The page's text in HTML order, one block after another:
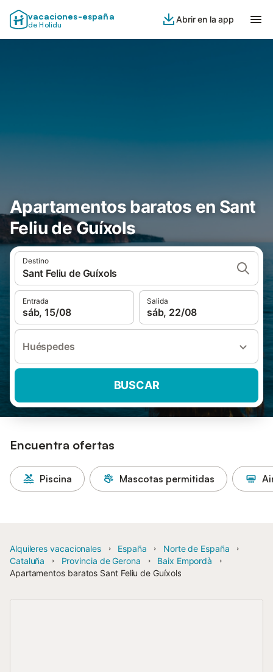
vacaciones-españa
de Holidu
Abrir en la app
Apartamentos baratos en Sant
Feliu de Guíxols
Destino
Sant Feliu de Guíxols
Entrada
sáb, 15/08
Salida
sáb, 22/08
Huéspedes
BUSCAR
Encuentra ofertas
Piscina Mascotas permitidas
Alquileres vacacionales España
Norte de España
Cataluña
Provincia de Gerona
Baix Empordà
Apartamentos baratos Sant Feliu de Guíxols